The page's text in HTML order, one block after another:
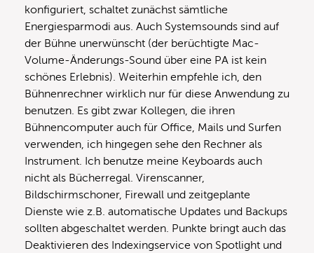
konfiguriert, schaltet zunächst sämtliche
Energiesparmodi aus. Auch Systemsounds sind auf
der Bühne unerwünscht (der berüchtigte Mac-
Volume-Änderungs-Sound über eine PA ist kein
schönes Erlebnis). Weiterhin empfehle ich, den
Bühnenrechner wirklich nur für diese Anwendung zu
benutzen. Es gibt zwar Kollegen, die ihren
Bühnencomputer auch für Office, Mails und Surfen
verwenden, ich hingegen sehe den Rechner als
Instrument. Ich benutze meine Keyboards auch
nicht als Bücherregal. Virenscanner,
Bildschirmschoner, Firewall und zeitgeplante
Dienste wie z.B. automatische Updates und Backups
sollten abgeschaltet werden. Punkte bringt auch das
Deaktivieren des Indexingservice von Spotlight und